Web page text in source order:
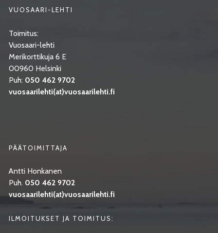
VUOSAARI-LEHTI
Toimitus:
Vuosaari-lehti
Merikorttikuja 6 E
00960 Helsinki
Puh: 050 462 9702
vuosaarilehti(at)vuosaarilehti.fi
PÄÄTOIMITTAJA
Antti Honkanen
Puh. 050 462 9702
vuosaarilehti(at)vuosaarilehti.fi
ILMOITUKSET JA TOIMITUS: